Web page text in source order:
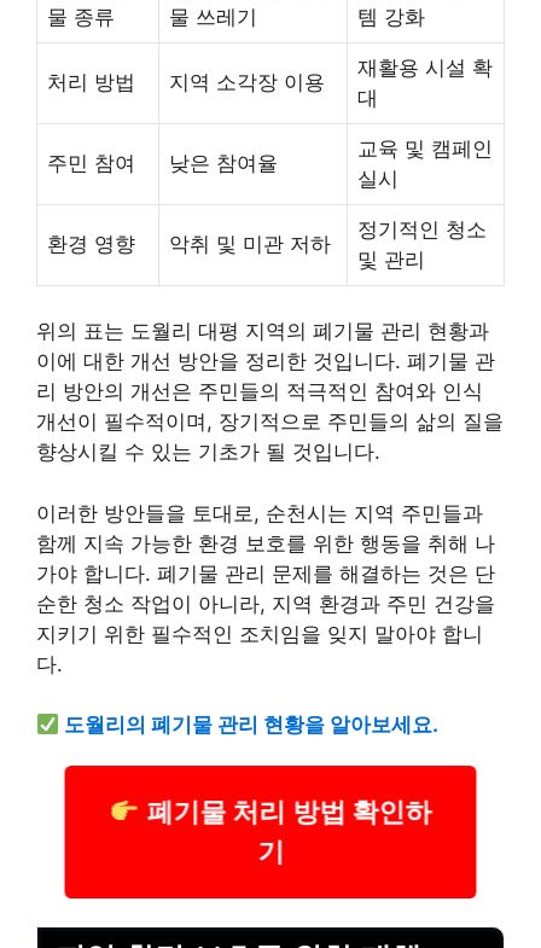
물 종류
물 쓰레기
템 강화
처리 방법 지역 소각장 이용
재활용 시설 확
대
주민 참여 낮은 참여율
교육 및 캠페인
실시
환경 영향 악취 및 미관 저하
정기적인 청소
및 관리
위의 표는 도월리 대평 지역의 폐기물 관리 현황과
이에 대한 개선 방안을 정리한 것입니다. 폐기물 관
리 방안의 개선은 주민들의 적극적인 참여와 인식
개선이 필수적이며, 장기적으로 주민들의 삶의 질을
향상시킬 수 있는 기초가 될 것입니다.
이러한 방안들을 토대로, 순천시는 지역 주민들과
함께 지속 가능한 환경 보호를 위한 행동을 취해 나
가야 합니다. 폐기물 관리 문제를 해결하는 것은 단
순한 청소 작업이 아니라, 지역 환경과 주민 건강을
지키기 위한 필수적인 조치임을 잊지 말아야 합니
다.
도월리의 폐기물 관리 현황을 알아보세요.
폐기물 처리 방법 확인하
기